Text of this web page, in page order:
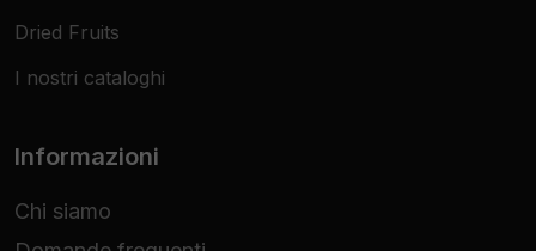
Dried Fruits
I nostri cataloghi
Informazioni
Chi siamo